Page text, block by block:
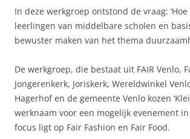
In deze werkgroep ontstond de vraag:
leerlingen van middelbare scholen en
bewuster maken van het thema
De werkgroep, die bestaat uit FAIR Venlo,
Jongerenkerk, Joriskerk, Wereldwinkel
Hagerhof en de gemeente Venlo kozen
werknaam voor een mogelijk evenement
focus ligt op Fair Fashion en Fair Food.